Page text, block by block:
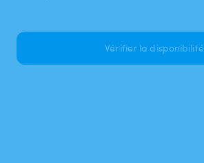
Vérifier la disponibilité